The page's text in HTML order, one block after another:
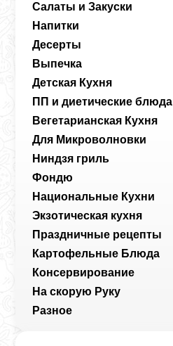
Салаты и Закуски
Напитки
Десерты
Выпечка
Детская Кухня
ПП и диетические блюда
Вегетарианская Кухня
Для Микроволновки
Ниндзя гриль
Фондю
Национальные Кухни
Экзотическая кухня
Праздничные рецепты
Картофельные Блюда
Консервирование
На скорую Руку
Разное